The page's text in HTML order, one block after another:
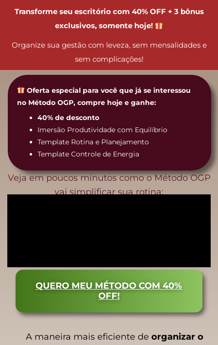
conteúdo
Transforme seu escritório com 40% OFF + 3 bônus
exclusivos, somente hoje!
Organize sua gestão com leveza, sem mensalidades e
sem complicações!
A maneira mais eficiente de organizar o
Oferta especial para você que já se interessou
no Método OGP, compre hoje e ganhe:
40% de desconto
Imersão Produtividade com Equilíbrio
Template Rotina e Planejamento
Template Controle de Energia
Veja em poucos minutos como o Método OGP
vai simplificar sua rotina:
QUERO MEU MÉTODO COM 40%
OFF!